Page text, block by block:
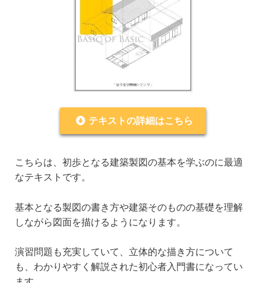
テキストの詳細はこちら
こちらは、初歩となる建築製図の基本を学ぶのに最適
なテキストです。
基本となる製図の書き方や建築そのものの基礎を理解
しながら図面を描けるようになります。
演習問題も充実していて、立体的な描き方について
も、わかりやすく解説された初心者入門書になってい